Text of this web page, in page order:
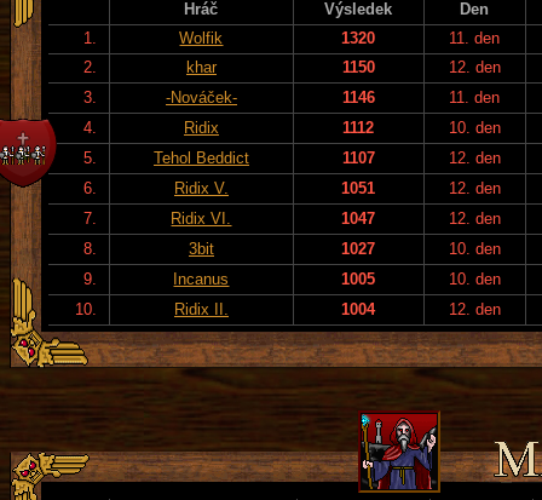
Hráč Výsledek
Den
1.
Wolfik 1320
11. den
2.
khar 1150
12. den
3.
-Nováček- 1146
11. den
4.
Ridix 1112
10. den
5.
Tehol Beddict 1107
12. den
6.
Ridix V. 1051
12. den
7.
Ridix VI. 1047
12. den
8.
3bit 1027
10. den
9.
Incanus 1005
10. den
10.
Ridix II. 1004 12. den